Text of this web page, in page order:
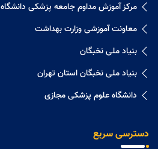
مرکز آموزش مداوم جامعه پزشکی دانشگاه
معاونت آموزشی وزارت بهداشت
بنیاد ملی نخبگان
بنیاد ملی نخبگان استان تهران
دانشگاه علوم پزشکی مجازی
دسترسی سریع